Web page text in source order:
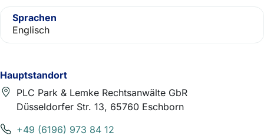
Hauptstandort
PLC Park & Lemke Rechtsanwälte GbR
Düsseldorfer Str. 13, 65760 Eschborn
+49 (6196) 973 84 12
Sprachen
Englisch